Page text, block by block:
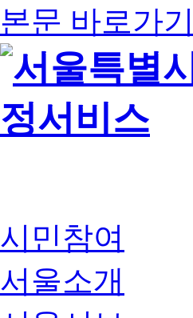
본문 바로가기
시민참여
서울소개